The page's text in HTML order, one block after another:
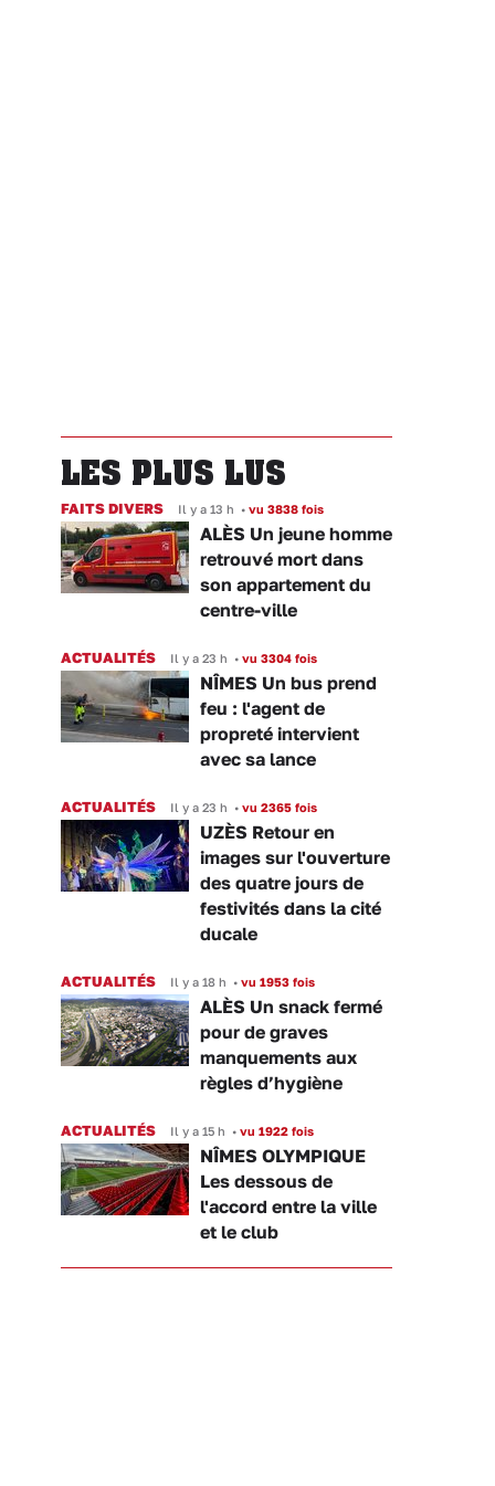
LES PLUS LUS
FAITS DIVERS Il y a 13 h • vu 3838 fois
ALÈS Un jeune homme
retrouvé mort dans
son appartement du
centre-ville
ACTUALITÉS Il y a 23 h • vu 3304 fois
NÎMES Un bus prend
feu : l'agent de
propreté intervient
avec sa lance
ACTUALITÉS Il y a 23 h • vu 2365 fois
UZÈS Retour en
images sur l'ouverture
des quatre jours de
festivités dans la cité
ducale
ACTUALITÉS Il y a 18 h • vu 1953 fois
ALÈS Un snack fermé
pour de graves
manquements aux
règles d’hygiène
ACTUALITÉS Il y a 15 h • vu 1922 fois
NÎMES OLYMPIQUE
Les dessous de
l'accord entre la ville
et le club